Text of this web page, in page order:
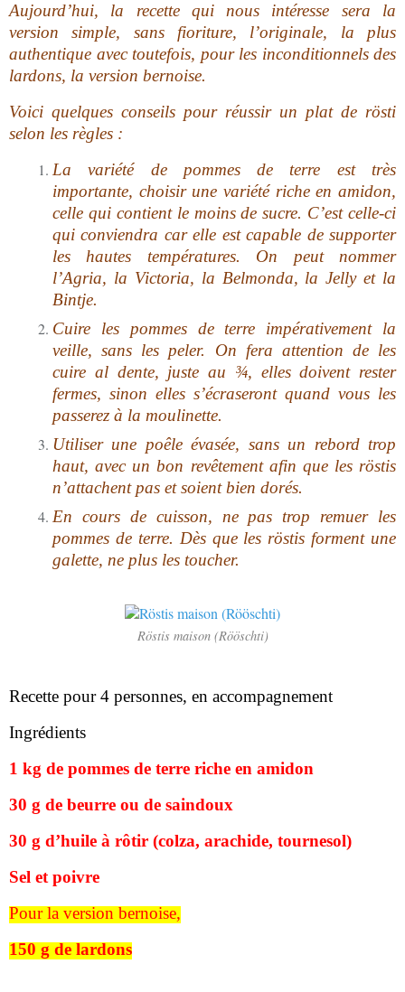
Aujourd’hui, la recette qui nous intéresse sera la
version simple, sans fioriture, l’originale, la plus
authentique avec toutefois, pour les inconditionnels des
lardons, la version bernoise.
Voici quelques conseils pour réussir un plat de rösti
selon les règles :
La variété de pommes de terre est très
importante, choisir une variété riche en amidon,
celle qui contient le moins de sucre. C’est celle-ci
qui conviendra car elle est capable de supporter
les hautes températures. On peut nommer
l’Agria, la Victoria, la Belmonda, la Jelly et la
Bintje.
Cuire les pommes de terre impérativement la
veille, sans les peler. On fera attention de les
cuire al dente, juste au ¾, elles doivent rester
fermes, sinon elles s’écraseront quand vous les
passerez à la moulinette.
Utiliser une poêle évasée, sans un rebord trop
haut, avec un bon revêtement afin que les röstis
n’attachent pas et soient bien dorés.
En cours de cuisson, ne pas trop remuer les
pommes de terre. Dès que les röstis forment une
galette, ne plus les toucher.
Röstis maison (Rööschti)
Recette pour 4 personnes, en accompagnement
Ingrédients
1 kg de pommes de terre riche en amidon
30 g de beurre ou de saindoux
30 g d’huile à rôtir (colza, arachide, tournesol)
Sel et poivre
Pour la version bernoise,
150 g de lardons